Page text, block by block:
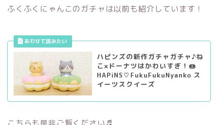
ふくふくにゃんこのガチャは以前も紹介しています！
ハピンズの新作ガチャガチャ♪ね
こ×ドーナツはかわいすぎ！🍩
HAPiNS♡FukuFukuNyanko ス
イーツスクイーズ